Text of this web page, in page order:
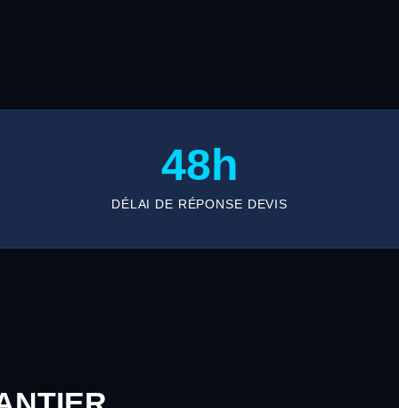
48h
DÉLAI DE RÉPONSE DEVIS